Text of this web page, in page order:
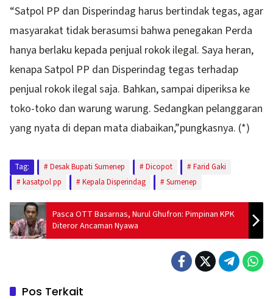
“Satpol PP dan Disperindag harus bertindak tegas, agar
masyarakat tidak berasumsi bahwa penegakan Perda
hanya berlaku kepada penjual rokok ilegal. Saya heran,
kenapa Satpol PP dan Disperindag tegas terhadap
penjual rokok ilegal saja. Bahkan, sampai diperiksa ke
toko-toko dan warung warung. Sedangkan pelanggaran
yang nyata di depan mata diabaikan,”pungkasnya. (*)
Tag: Desak Bupati Sumenep Dicopot
Farid Gaki
kasatpol pp
Kepala Disperindag Sumenep
Pasca OTT Basarnas, Nurul Ghufron: Pimpinan KPK
Diteror Ancaman Nyawa
Pos Terkait